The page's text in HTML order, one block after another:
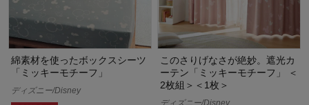
綿素材を使ったボックスシーツ
「ミッキーモチーフ」
ディズニー/Disney
このさりげなさが絶妙。遮光カ
ーテン「ミッキーモチーフ」 ＜
2枚組＞＜1枚＞